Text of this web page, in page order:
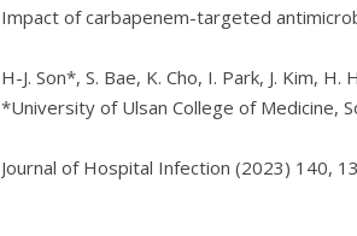
Impact of carbapenem-targeted
H-J. Son*, S. Bae, K. Cho, I. Park, J. Kim, H.
*University of Ulsan College of Medicine,
Journal of Hospital Infection (2023) 140,